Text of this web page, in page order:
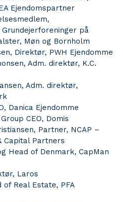
Ejendomspartner
på
Møn og Bornholm
Direktør, PWH Ejendomme
Adm. direktør, K.C.
Adm. direktør,
Danica Ejendomme
CEO, Domis
Partner, NCAP –
Capital Partners
Head of Denmark, CapMan
Laros
Real Estate, PFA